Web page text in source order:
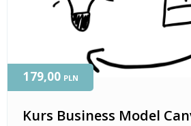
Kurs Business Model
179,00 PLN